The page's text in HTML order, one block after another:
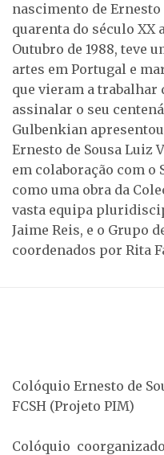
nascimento de Ernesto
quarenta do século XX
Outubro de 1988, teve
artes em Portugal e
que vieram a trabalhar
assinalar o seu
Gulbenkian
Ernesto de Sousa Luiz
em colaboração com o
como uma obra da
vasta equipa
Jaime Reis, e o Grupo
coordenados por Rita
Colóquio Ernesto de
FCSH (Projeto PIM)
Colóquio coorganizado